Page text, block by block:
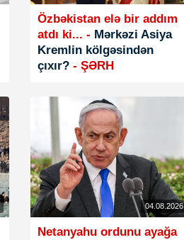
Özbəkistan elə bir addım
atdı ki... - Mərkəzi Asiya
Kremlin kölgəsindən
çıxır? - ŞƏRH
04.08.2026
Netanyahu ordunu ayağa